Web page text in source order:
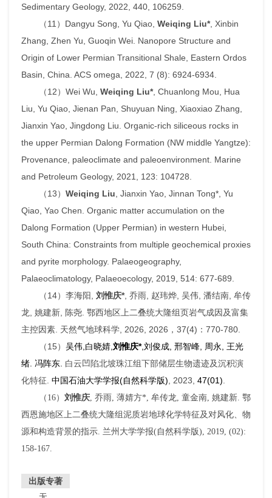
Sedimentary Geology, 2022, 440, 106259.
（11 ） Dangyu Song, Yu Qiao, Weiqing Liu*, Xinbin
Zhang, Zhen Yu, Guoqin Wei. Nanopore Structure and
Origin of Lower Permian Transitional Shale, Eastern Ordos
Basin, China. ACS omega , 2022, 7 (8): 6924-6934.
（12） Wei Wu, Weiqing Liu*, Chuanlong Mou, Hua
Liu, Yu Qiao, Jienan Pan, Shuyuan Ning, Xiaoxiao Zhang,
Jianxin Yao, Jingdong Liu. Organic-rich siliceous rocks in
the upper Permian Dalong Formation (NW middle Yangtze):
Provenance, paleoclimate and paleoenvironment. Marine
and Petroleum Geology, 2021, 123: 104728.
（13） Weiqing Liu , Jianxin Yao, Jinnan Tong*, Yu
Qiao, Yao Chen. Organic matter accumulation on the
Dalong Formation (Upper Permian) in western Hubei,
South China: Constraints from multiple geochemical proxies
and pyrite morphology. Palaeogeography,
Palaeoclimatology, Palaeoecology, 2019, 514: 677-689.
（14）李海阳 刘惟庆*, 乔雨, 赵玮烨, 吴伟, 潘结南, 牟传
龙 姚建新 陈尧 鄂西地区上二叠统大隆组页岩气成因及富集
主控因素 天然气地球科学 , 2026, 2026 ， 37(4) ： 770-780.
（15） 吴伟, 白晓婧, 刘惟庆*,刘俊成, 邢智峰, 周永
王光
绪 冯阵东 白云凹陷北坡珠江组下部储层生物遗迹及沉积演
化特征 中国石油大学学报(自然科学版) , 2023, 47(01)
（16） 刘惟庆, 乔雨, 薄婧方*, 牟传龙 童金南, 姚建新. 鄂
西恩施地区上二叠统大隆组泥质岩地球化学特征及对风化、物
源和构造背景的指示 兰州大学学报(自然科学版), 2019, (02):
158-167.
出版专著